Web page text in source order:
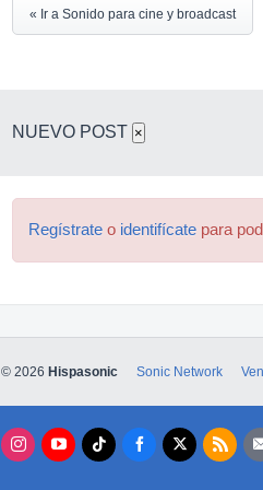
« Ir a Sonido para cine y broadcast
NUEVO POST ×
Regístrate o identifícate para
© 2026 Hispasonic Sonic Network